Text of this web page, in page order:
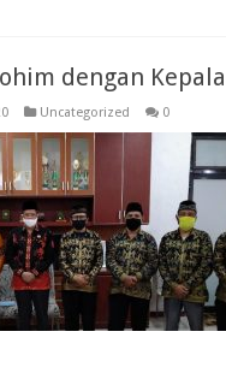
dengan
Uncategorized 0